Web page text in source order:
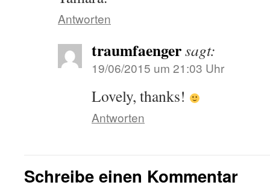
Antworten
traumfaengersagt:
19/06/2015 um 21:03 Uhr
Lovely, thanks!
Antworten
Schreibe einen Kommentar